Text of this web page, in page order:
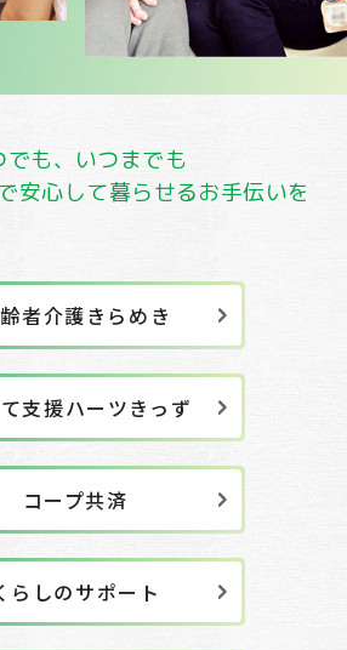
でも、いつまでも
安心して暮らせるお手伝いを
者介護きらめき
支援ハーツきっず
コープ共済
らしのサポート